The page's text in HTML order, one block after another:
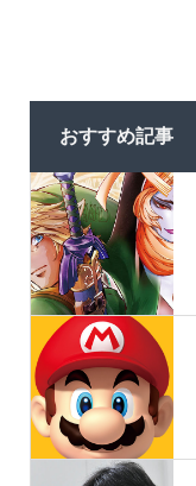
おすすめ記事